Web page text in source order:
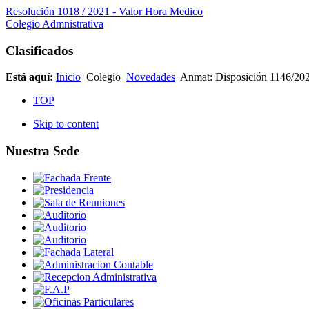
Resolución 1018 / 2021 - Valor Hora Medico
Colegio Admnistrativa
Clasificados
Está aquí: Inicio Colegio Novedades Anmat: Disposición 1146/
TOP
Skip to content
Nuestra Sede